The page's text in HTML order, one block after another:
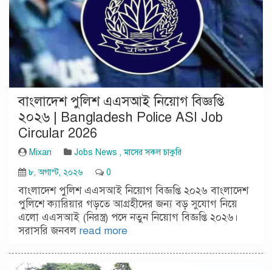
বাংলাদেশ পুলিশ এএসআই নিয়োগ বিজ্ঞপ্তি
২০২৬ | Bangladesh Police ASI Job
Circular 2026
Mixan Jobs News ,মাসের সকল চাকুরি
৮, অগাস্ট, ২০২৬
0
বাংলাদেশ পুলিশ এএসআই নিয়োগ বিজ্ঞপ্তি ২০২৬ বাংলাদেশ
পুলিশে ক্যারিয়ার গড়তে আগ্রহীদের জন্য বড় সুযোগ নিয়ে
এলো এএসআই (নিরস্ত্র) পদে নতুন নিয়োগ বিজ্ঞপ্তি ২০২৬।
সরাসরি জনবল read more